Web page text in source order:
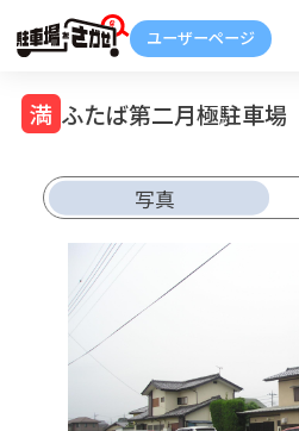
ふたば第二月極駐車場
写真
解約